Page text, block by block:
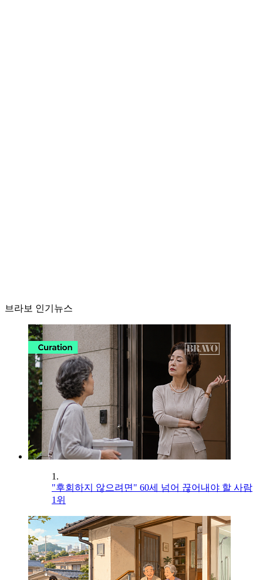
브라보 인기뉴스
1.
"후회하지 않으려면" 60세 넘어 끊어내야 할 사람
1위